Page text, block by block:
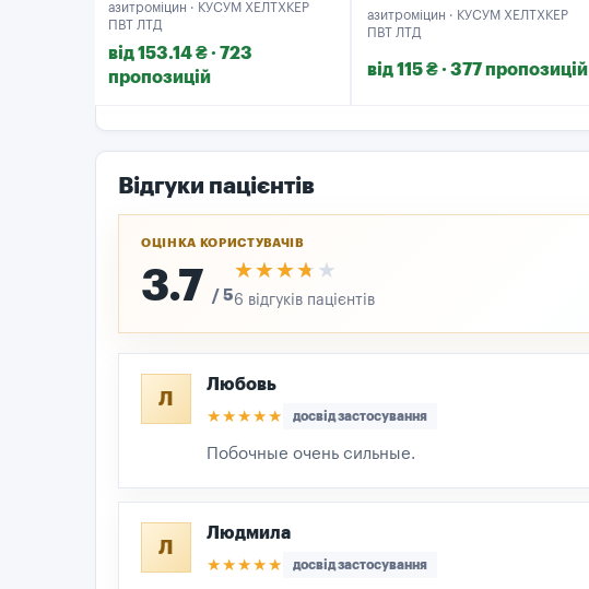
азитроміцин · КУСУМ ХЕЛТХКЕР
ПВТ ЛТД
від 153.14 ₴ · 723
пропозицій
азитроміцин · КУСУМ ХЕЛТХКЕР
ПВТ ЛТД
від 115 ₴ · 377 пропозицій
Відгуки пацієнтів
ОЦІНКА КОРИСТУВАЧІВ
3.7 / 5
★★★★★
★★★★★
6 відгуків пацієнтів
Л
Любовь
★★★★★ досвід застосування
Побочные очень сильные.
Л
Людмила
★★★★★ досвід застосування